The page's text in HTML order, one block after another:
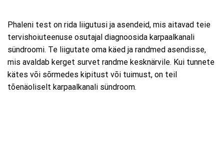
Phaleni test on rida liigutusi ja asendeid, mis aitavad teie
tervishoiuteenuse osutajal diagnoosida karpaalkanali
sündroomi. Te liigutate oma käed ja randmed asendisse,
mis avaldab kerget survet randme kesknärvile. Kui tunnete
kätes või sõrmedes kipitust või tuimust, on teil
tõenäoliselt karpaalkanali sündroom.